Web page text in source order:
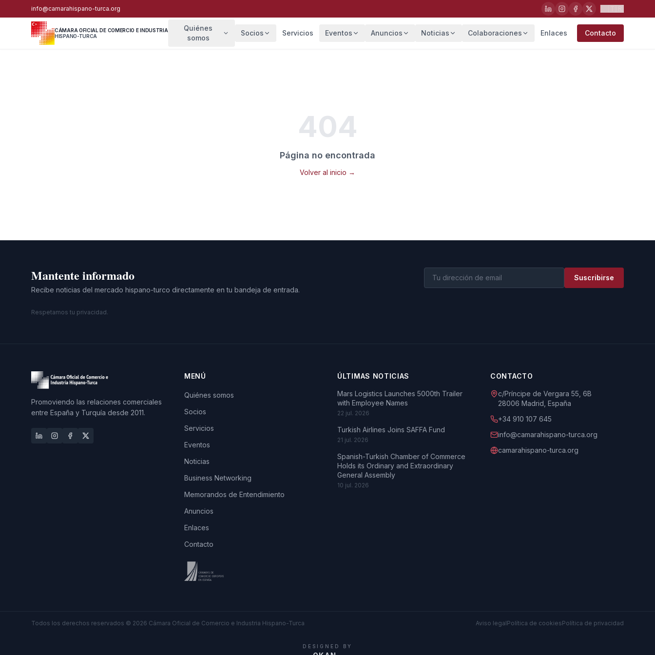
info@camarahispano-turca.org
CÁMARA OFICIAL DE COMERCIO E INDUSTRIA
HISPANO-TURCA
Quiénes
somos
Socios Servicios Eventos Anuncios Noticias Colaboraciones Enlaces Contacto
404
Página no encontrada
Volver al inicio →
Mantente informado
Recibe noticias del mercado hispano-turco directamente en tu bandeja de entrada.
Suscribirse
Respetamos tu privacidad.
Promoviendo las relaciones comerciales
entre España y Turquía desde 2011.
MENÚ
Quiénes somos
Socios
Servicios
Eventos
Noticias
Business Networking
Memorandos de Entendimiento
Anuncios
Enlaces
Contacto
ÚLTIMAS NOTICIAS
Mars Logistics Launches 5000th Trailer
with Employee Names
22 jul. 2026
Turkish Airlines Joins SAFFA Fund
21 jul. 2026
Spanish-Turkish Chamber of Commerce
Holds its Ordinary and Extraordinary
General Assembly
10 jul. 2026
CONTACTO
c/Príncipe de Vergara 55, 6B
28006 Madrid, España
+34 910 107 645
info@camarahispano-turca.org
camarahispano-turca.org
Todos los derechos reservados © 2026 Cámara Oficial de Comercio e Industria Hispano-Turca Aviso legalPolítica de cookiesPolítica de privacidad
DESIGNED BY